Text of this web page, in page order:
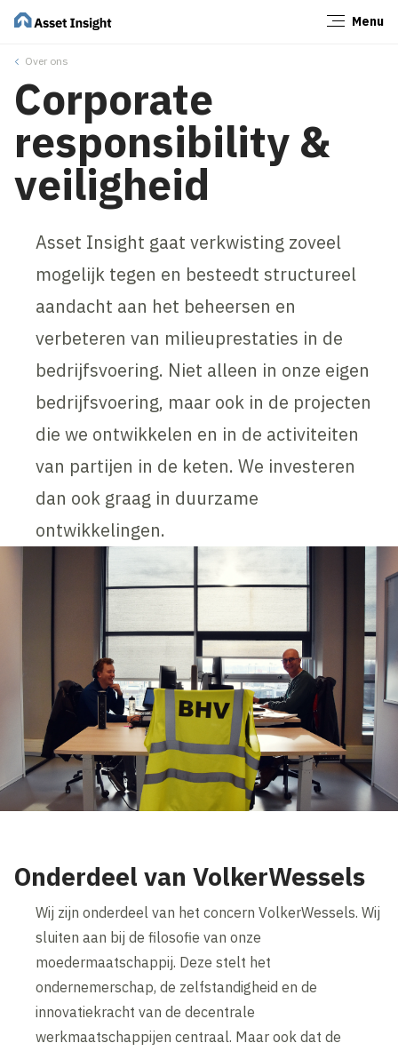
Menu
Over ons
Corporate
responsibility &
veiligheid
Asset Insight gaat verkwisting zoveel
mogelijk tegen en besteedt structureel
aandacht aan het beheersen en
verbeteren van milieuprestaties in de
bedrijfsvoering. Niet alleen in onze eigen
bedrijfsvoering, maar ook in de projecten
die we ontwikkelen en in de activiteiten
van partijen in de keten. We investeren
dan ook graag in duurzame
ontwikkelingen.
Onderdeel van VolkerWessels
Wij zijn onderdeel van het concern VolkerWessels. Wij
sluiten aan bij de filosofie van onze
moedermaatschappij. Deze stelt het
ondernemerschap, de zelfstandigheid en de
innovatiekracht van de decentrale
werkmaatschappijen centraal. Maar ook dat de
Sluiten